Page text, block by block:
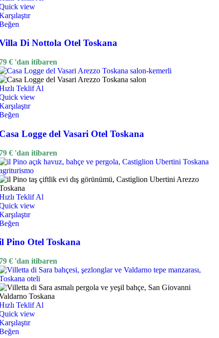
view
Di Nottola Otel Toskana
€ 'dan itibaren
Teklif Al
view
Logge del Vasari Otel Toskana
€ 'dan itibaren
Teklif Al
view
Pino Otel Toskana
€ 'dan itibaren
Teklif Al
view